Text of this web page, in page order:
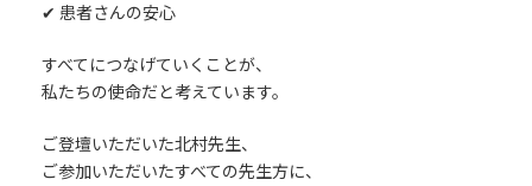
✔ 患者さんの安心
すべてにつなげていくことが、
私たちの使命だと考えています。
ご登壇いただいた北村先生、
ご参加いただいたすべての先生方に、